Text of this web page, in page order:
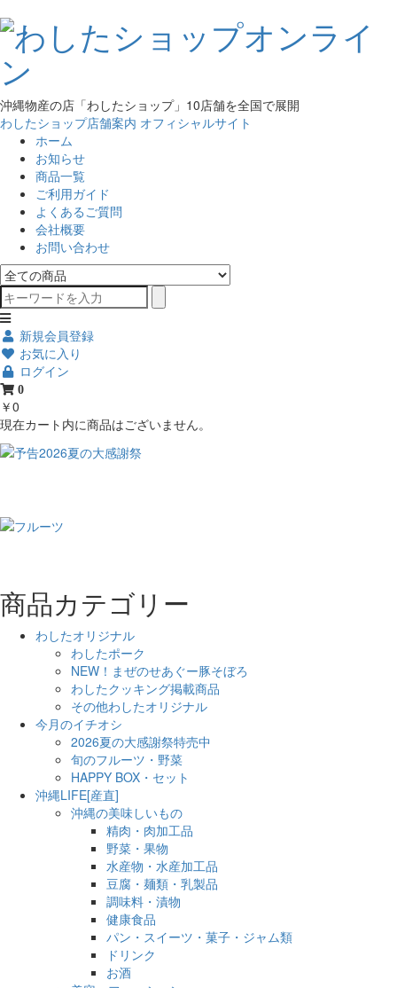
沖縄物産の店「わしたショップ」10店舗を全国で展開
わしたショップ店舗案内 オフィシャルサイト
ホーム
お知らせ
商品一覧
ご利用ガイド
よくあるご質問
会社概要
お問い合わせ
新規会員登録
お気に入り
ログイン
0
￥0
現在カート内に商品はございません。
商品カテゴリー
わしたオリジナル
わしたポーク
NEW！まぜのせあぐー豚そぼろ
わしたクッキング掲載商品
その他わしたオリジナル
今月のイチオシ
2026夏の大感謝祭特売中
旬のフルーツ・野菜
HAPPY BOX・セット
沖縄LIFE[産直]
沖縄の美味しいもの
精肉・肉加工品
野菜・果物
水産物・水産加工品
豆腐・麺類・乳製品
調味料・漬物
健康食品
パン・スイーツ・菓子・ジャム類
ドリンク
お酒